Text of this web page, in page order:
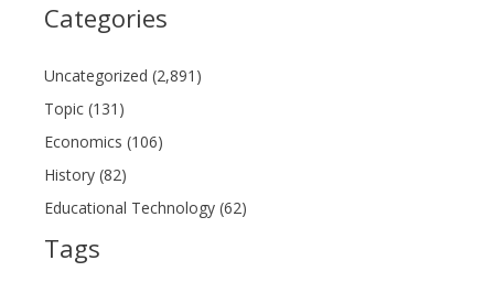
Categories
Uncategorized (2,891)
Topic (131)
Economics (106)
History (82)
Educational Technology (62)
Tags